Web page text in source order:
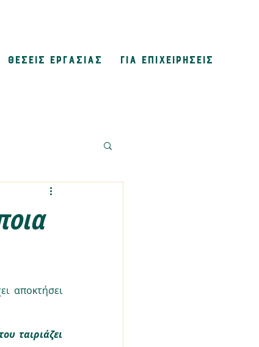
ΘΕΣΕΙΣ ΕΡΓΑΣΙΑΣ ΓΙΑ ΕΠΙΧΕΙΡΗΣΕΙΣ
αποκτήσει
ταιριάζει